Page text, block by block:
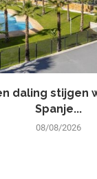
daling stijgen
Spanje...
08/08/2026